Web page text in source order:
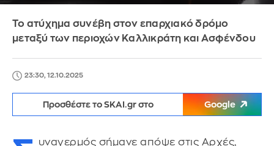
Το ατύχημα συνέβη στον επαρχιακό δρόμο
μεταξύ των περιοχών Καλλικράτη και Ασφένδου
23:30, 12.10.2025
Προσθέστε το SKAI.gr στο Google
υναγερμός σήμανε απόψε στις Αρχές,